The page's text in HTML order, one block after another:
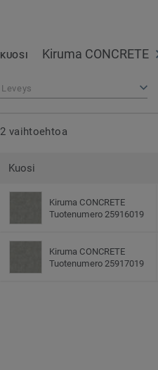
KUOSI Kiruma CONCRETE
Leveys
2 vaihtoehtoa
Kuosi
Kiruma CONCRETE
Tuotenumero 25916019
Kiruma CONCRETE
Tuotenumero 25917019